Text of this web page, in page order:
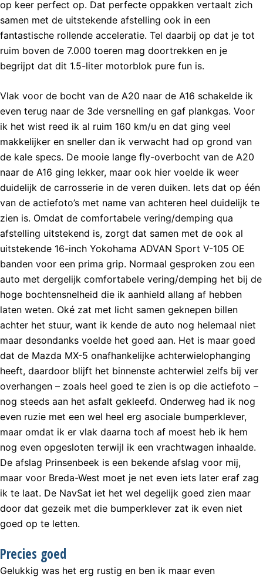
op keer perfect op. Dat perfecte oppakken vertaalt zich
samen met de uitstekende afstelling ook in een
fantastische rollende acceleratie. Tel daarbij op dat je tot
ruim boven de 7.000 toeren mag doortrekken en je
begrijpt dat dit 1.5-liter motorblok pure fun is.
Vlak voor de bocht van de A20 naar de A16 schakelde ik
even terug naar de 3de versnelling en gaf plankgas. Voor
ik het wist reed ik al ruim 160 km/u en dat ging veel
makkelijker en sneller dan ik verwacht had op grond van
de kale specs. De mooie lange fly-overbocht van de A20
naar de A16 ging lekker, maar ook hier voelde ik weer
duidelijk de carrosserie in de veren duiken. Iets dat op één
van de actiefoto’s met name van achteren heel duidelijk te
zien is. Omdat de comfortabele vering/demping qua
afstelling uitstekend is, zorgt dat samen met de ook al
uitstekende 16-inch Yokohama ADVAN Sport V-105 OE
banden voor een prima grip. Normaal gesproken zou een
auto met dergelijk comfortabele vering/demping het bij de
hoge bochtensnelheid die ik aanhield allang af hebben
laten weten. Oké zat met licht samen geknepen billen
achter het stuur, want ik kende de auto nog helemaal niet
maar desondanks voelde het goed aan. Het is maar goed
dat de Mazda MX-5 onafhankelijke achterwielophanging
heeft, daardoor blijft het binnenste achterwiel zelfs bij ver
overhangen – zoals heel goed te zien is op die actiefoto –
nog steeds aan het asfalt gekleefd. Onderweg had ik nog
even ruzie met een wel heel erg asociale bumperklever,
maar omdat ik er vlak daarna toch af moest heb ik hem
nog even opgesloten terwijl ik een vrachtwagen inhaalde.
De afslag Prinsenbeek is een bekende afslag voor mij,
maar voor Breda-West moet je net even iets later eraf zag
ik te laat. De NavSat iet het wel degelijk goed zien maar
door dat gezeik met die bumperklever zat ik even niet
goed op te letten.
Precies goed
Gelukkig was het erg rustig en ben ik maar even